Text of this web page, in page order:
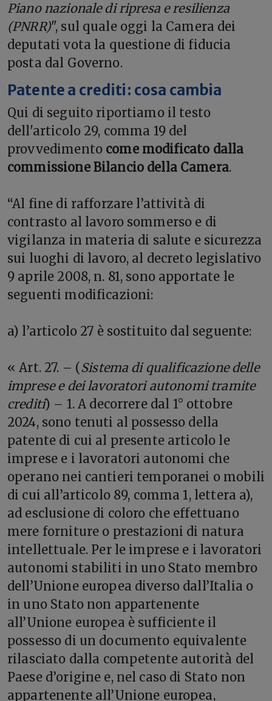
Piano nazionale di ripresa e resilienza
(PNRR)", sul quale oggi la Camera dei
deputati vota la questione di fiducia
posta dal Governo.
Patente a crediti: cosa cambia
Qui di seguito riportiamo il testo
dell'articolo 29, comma 19 del
provvedimento come modificato dalla
commissione Bilancio della Camera.
“Al fine di rafforzare l’attività di
contrasto al lavoro sommerso e di
vigilanza in materia di salute e sicurezza
sui luoghi di lavoro, al decreto legislativo
9 aprile 2008, n. 81, sono apportate le
seguenti modificazioni:
a) l’articolo 27 è sostituito dal seguente:
« Art. 27. – (Sistema di qualificazione delle
imprese e dei lavoratori autonomi tramite
crediti) – 1. A decorrere dal 1° ottobre
2024, sono tenuti al possesso della
patente di cui al presente articolo le
imprese e i lavoratori autonomi che
operano nei cantieri temporanei o mobili
di cui all’articolo 89, comma 1, lettera a),
ad esclusione di coloro che effettuano
mere forniture o prestazioni di natura
intellettuale. Per le imprese e i lavoratori
autonomi stabiliti in uno Stato membro
dell’Unione europea diverso dall’Italia o
in uno Stato non appartenente
all’Unione europea è sufficiente il
possesso di un documento equivalente
rilasciato dalla competente autorità del
Paese d’origine e, nel caso di Stato non
appartenente all’Unione europea,